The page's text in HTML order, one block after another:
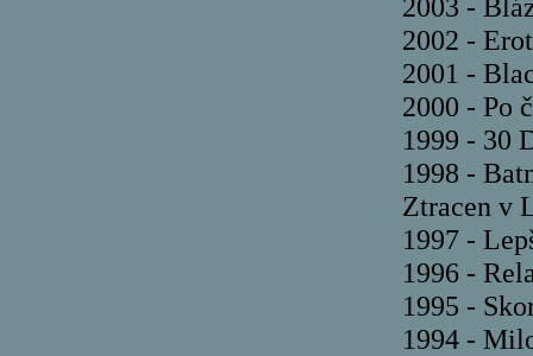
2003 -
2002 -
2001 -
2000 - Po
1999 - 30
1998 -
Ztracen v
1997 -
1996 -
1995 -
1994 -